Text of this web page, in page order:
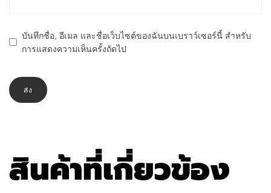
บันทึกชื่อ, อีเมล และชื่อเว็บไซต์ของฉันบนเบราว์เซอร์นี้ สำหรับ
การแสดงความเห็นครั้งถัดไป
สินค้าที่เกี่ยวข้อง